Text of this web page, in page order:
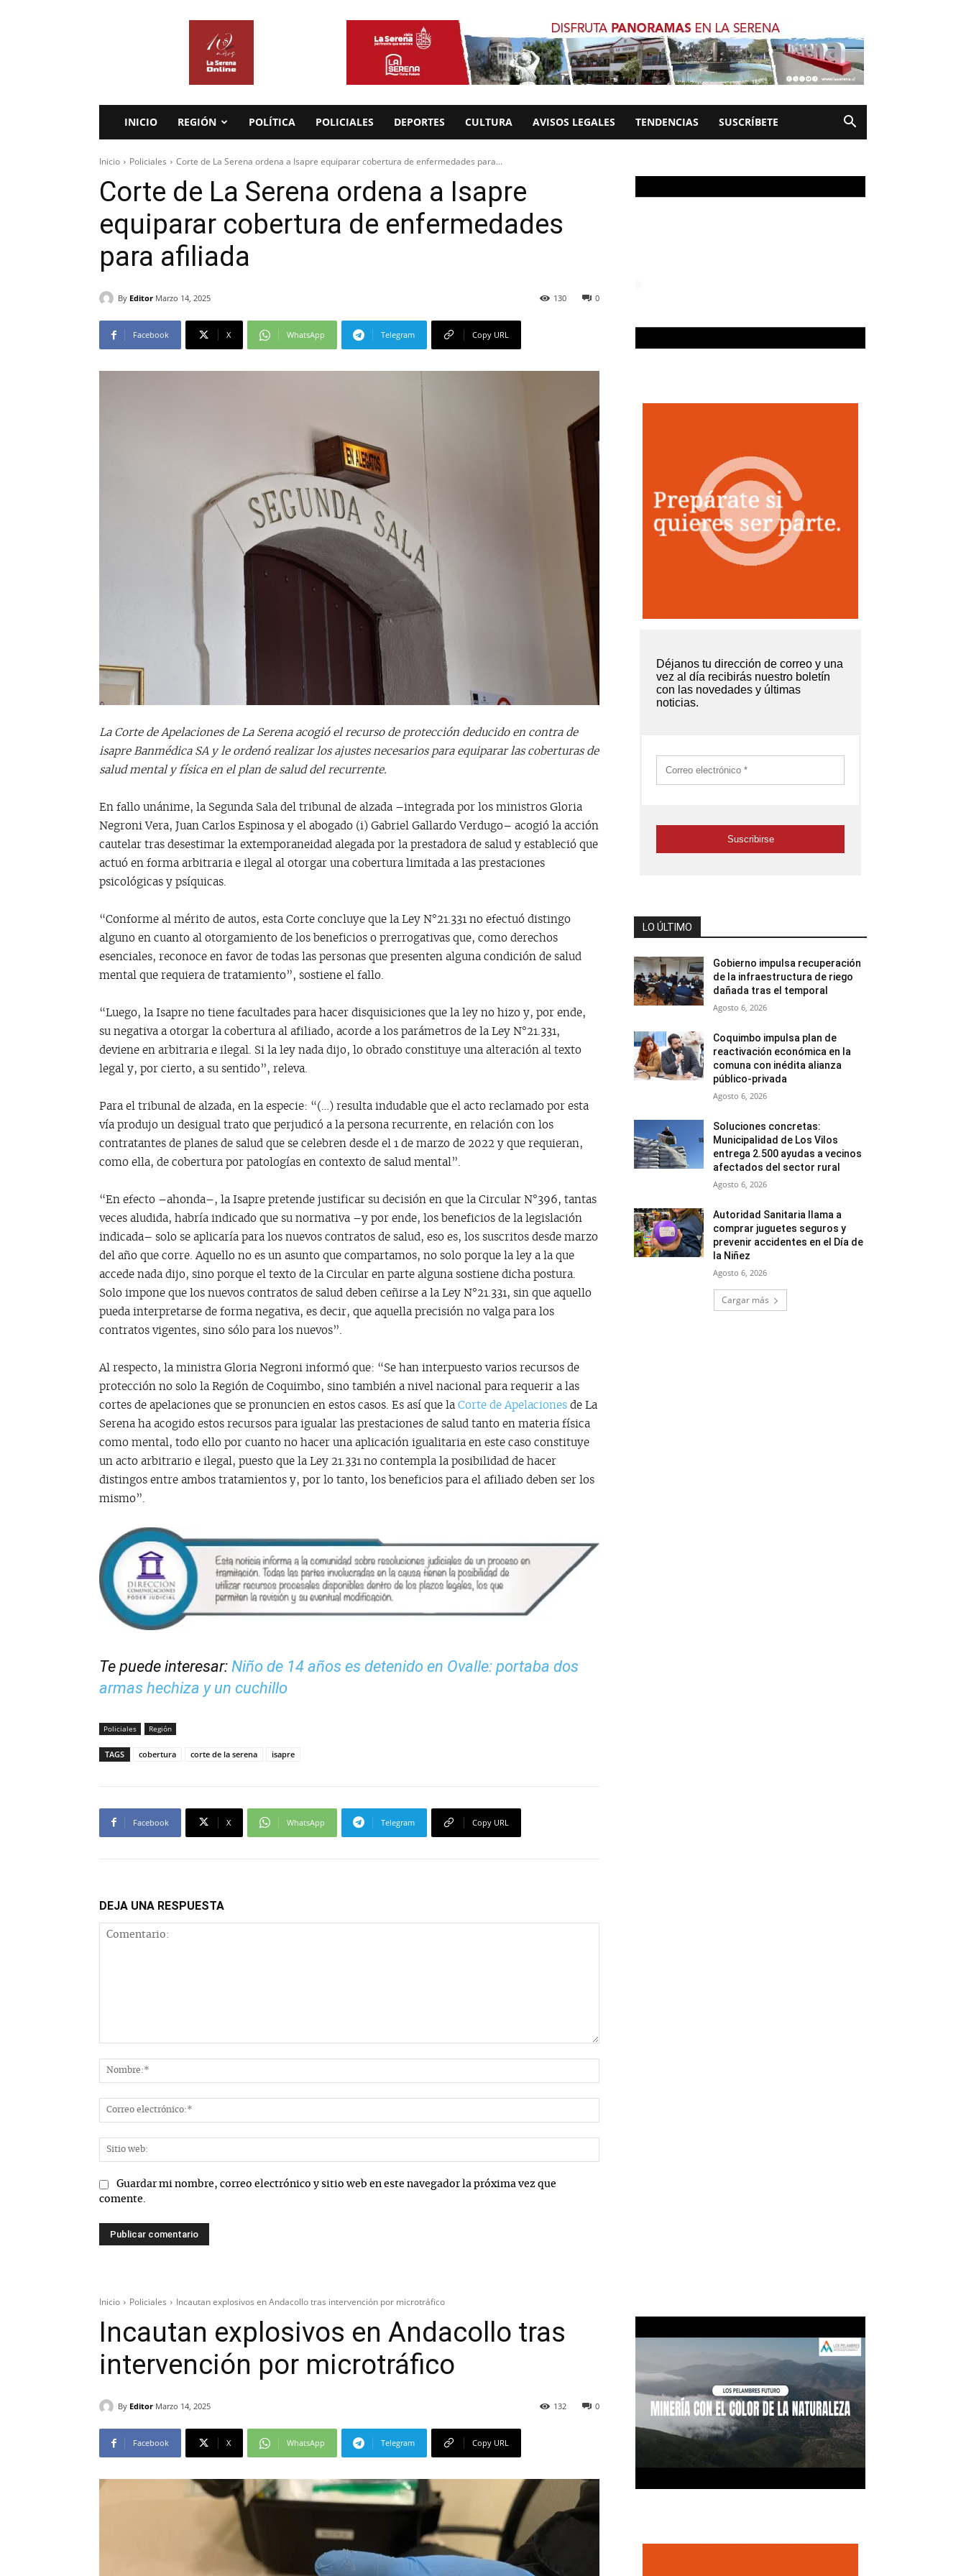
INICIO REGIÓN POLÍTICA POLICIALES DEPORTES CULTURA AVISOS LEGALES TENDENCIAS SUSCRÍBETE
Inicio Policiales Corte de La Serena ordena a Isapre equiparar cobertura de enfermedades para...
Corte de La Serena ordena a Isapre
equiparar cobertura de enfermedades
para afiliada
By Editor Marzo 14, 2025 0
130
Facebook X WhatsApp Telegram Copy URL
La Corte de Apelaciones de La Serena acogió el recurso de protección deducido en contra de
isapre Banmédica SA y le ordenó realizar los ajustes necesarios para equiparar las coberturas de
salud mental y física en el plan de salud del recurrente.
En fallo unánime, la Segunda Sala del tribunal de alzada –integrada por los ministros Gloria
Negroni Vera, Juan Carlos Espinosa y el abogado (i) Gabriel Gallardo Verdugo– acogió la acción
cautelar tras desestimar la extemporaneidad alegada por la prestadora de salud y estableció que
actuó en forma arbitraria e ilegal al otorgar una cobertura limitada a las prestaciones
psicológicas y psíquicas.
“Conforme al mérito de autos, esta Corte concluye que la Ley N°21.331 no efectuó distingo
alguno en cuanto al otorgamiento de los beneficios o prerrogativas que, como derechos
esenciales, reconoce en favor de todas las personas que presenten alguna condición de salud
mental que requiera de tratamiento”, sostiene el fallo.
“Luego, la Isapre no tiene facultades para hacer disquisiciones que la ley no hizo y, por ende,
su negativa a otorgar la cobertura al afiliado, acorde a los parámetros de la Ley N°21.331,
deviene en arbitraria e ilegal. Si la ley nada dijo, lo obrado constituye una alteración al texto
legal y, por cierto, a su sentido”, releva.
Para el tribunal de alzada, en la especie: “(…) resulta indudable que el acto reclamado por esta
vía produjo un desigual trato que perjudicó a la persona recurrente, en relación con los
contratantes de planes de salud que se celebren desde el 1 de marzo de 2022 y que requieran,
como ella, de cobertura por patologías en contexto de salud mental”.
“En efecto –ahonda–, la Isapre pretende justificar su decisión en que la Circular N°396, tantas
veces aludida, habría indicado que su normativa –y por ende, los beneficios de la legislación
indicada– solo se aplicaría para los nuevos contratos de salud, eso es, los suscritos desde marzo
del año que corre. Aquello no es un asunto que compartamos, no solo porque la ley a la que
accede nada dijo, sino porque el texto de la Circular en parte alguna sostiene dicha postura.
Solo impone que los nuevos contratos de salud deben ceñirse a la Ley N°21.331, sin que aquello
pueda interpretarse de forma negativa, es decir, que aquella precisión no valga para los
contratos vigentes, sino sólo para los nuevos”.
Al respecto, la ministra Gloria Negroni informó que: “Se han interpuesto varios recursos de
protección no solo la Región de Coquimbo, sino también a nivel nacional para requerir a las
cortes de apelaciones que se pronuncien en estos casos. Es así que la Corte de Apelaciones de La
Serena ha acogido estos recursos para igualar las prestaciones de salud tanto en materia física
como mental, todo ello por cuanto no hacer una aplicación igualitaria en este caso constituye
un acto arbitrario e ilegal, puesto que la Ley 21.331 no contempla la posibilidad de hacer
distingos entre ambos tratamientos y, por lo tanto, los beneficios para el afiliado deben ser los
mismo”.
Te puede interesar: Niño de 14 años es detenido en Ovalle: portaba dos
armas hechiza y un cuchillo
Policiales Región
TAGS cobertura corte de la serena isapre
Facebook X WhatsApp Telegram Copy URL
DEJA UNA RESPUESTA
Guardar mi nombre, correo electrónico y sitio web en este navegador la próxima vez que
comente.
LO ÚLTIMO
Gobierno impulsa recuperación
de la infraestructura de riego
dañada tras el temporal
Agosto 6, 2026
Coquimbo impulsa plan de
reactivación económica en la
comuna con inédita alianza
público-privada
Agosto 6, 2026
Soluciones concretas:
Municipalidad de Los Vilos
entrega 2.500 ayudas a vecinos
afectados del sector rural
Agosto 6, 2026
Autoridad Sanitaria llama a
comprar juguetes seguros y
prevenir accidentes en el Día de
la Niñez
Agosto 6, 2026
Cargar más